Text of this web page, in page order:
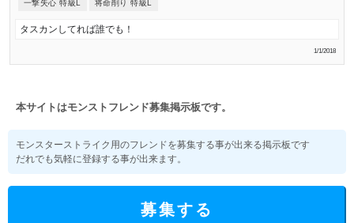
一撃失心 特級L 将命削り 特級L
タスカンしてれば誰でも！
1/1/2018
本サイトはモンストフレンド募集掲示板です。
モンスターストライク用のフレンドを募集する事が出来る掲示板です
だれでも気軽に登録する事が出来ます。
募集する